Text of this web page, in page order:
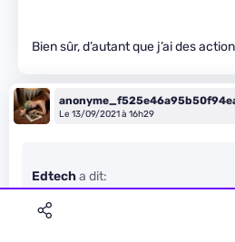
Bien sûr, d’autant que j’ai des
Le 13/09/2021 à 16h29
Edtecha dit:
Pas mal de constructeurs
UEFI via WU, donc au final, ça ne